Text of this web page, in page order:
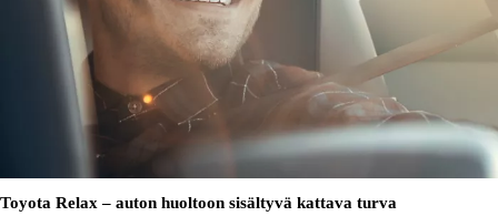
Toyota Relax – auton huoltoon sisältyvä kattava turva